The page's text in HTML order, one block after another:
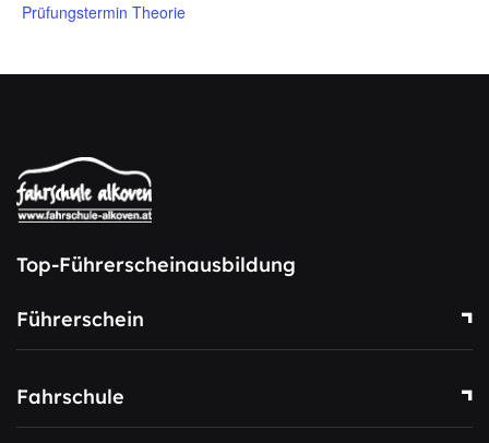
Prüfungstermin Theorie
Top-Führerscheinausbildung
Führerschein
Fahrschule